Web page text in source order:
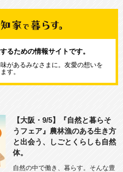
るための情報サイトです。
があるみなさまに。友愛の想いを
す。
【大阪・9/5】『自然と暮らそ
うフェア』農林漁のある生き方
と出会う、しごとくらしも自然
体。
自然の中で働き、暮らす。そんな豊